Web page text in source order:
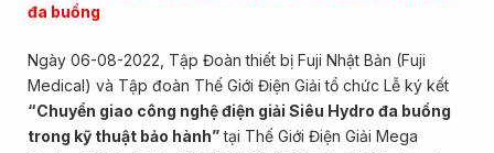
đa buồng
Ngày 06-08-2022, Tập Đoàn thiết bị Fuji Nhật Bản (Fuji
Medical) và Tập đoàn Thế Giới Điện Giải tổ chức Lễ ký kết
“Chuyển giao công nghệ điện giải Siêu Hydro đa buồng
trong kỹ thuật bảo hành”tại Thế Giới Điện Giải Mega